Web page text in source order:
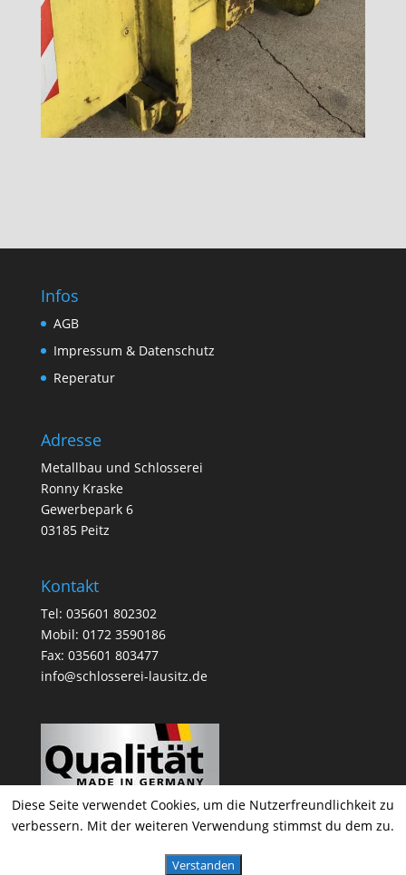
Infos
AGB
Impressum & Datenschutz
Reperatur
Adresse
Metallbau und Schlosserei
Ronny Kraske
Gewerbepark 6
03185 Peitz
Kontakt
Tel: 035601 802302
Mobil: 0172 3590186
Fax: 035601 803477
info@schlosserei-lausitz.de
Diese Seite verwendet Cookies, um die Nutzerfreundlichkeit zu
verbessern. Mit der weiteren Verwendung stimmst du dem zu.
Verstanden